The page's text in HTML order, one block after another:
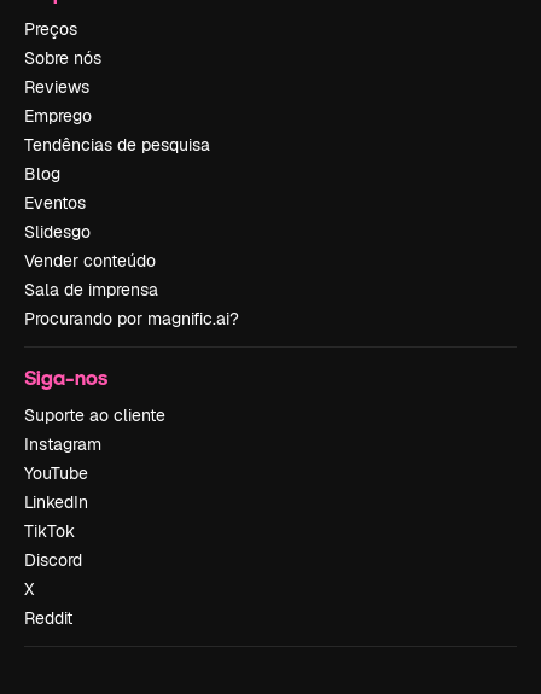
Preços
Sobre nós
Reviews
Emprego
Tendências de pesquisa
Blog
Eventos
Slidesgo
Vender conteúdo
Sala de imprensa
Procurando por magnific.ai?
Siga-nos
Suporte ao cliente
Instagram
YouTube
LinkedIn
TikTok
Discord
X
Reddit